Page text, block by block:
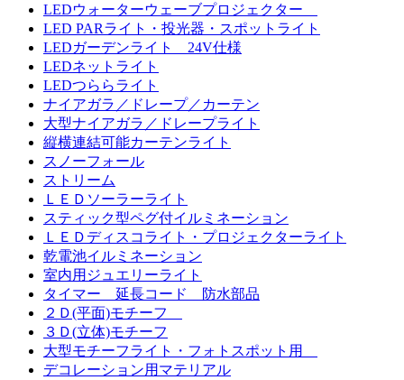
LEDウォーターウェーブプロジェクター
LED PARライト・投光器・スポットライト
LEDガーデンライト 24V仕様
LEDネットライト
LEDつららライト
ナイアガラ／ドレープ／カーテン
大型ナイアガラ／ドレープライト
縦横連結可能カーテンライト
スノーフォール
ストリーム
ＬＥＤソーラーライト
スティック型ペグ付イルミネーション
ＬＥＤディスコライト・プロジェクターライト
乾電池イルミネーション
室内用ジュエリーライト
タイマー 延長コード 防水部品
２Ｄ(平面)モチーフ
３Ｄ(立体)モチーフ
大型モチーフライト・フォトスポット用
デコレーション用マテリアル